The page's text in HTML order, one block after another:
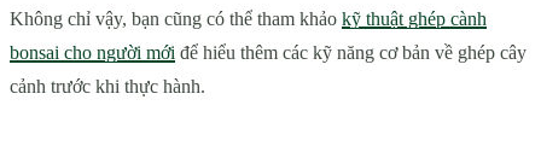
Không chỉ vậy, bạn cũng có thể tham khảo kỹ thuật ghép cành
bonsai cho người mới để hiểu thêm các kỹ năng cơ bản về ghép cây
cảnh trước khi thực hành.